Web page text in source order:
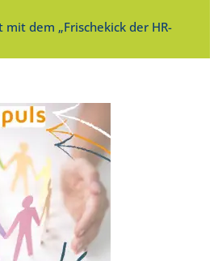
dem „Frischekick der HR-